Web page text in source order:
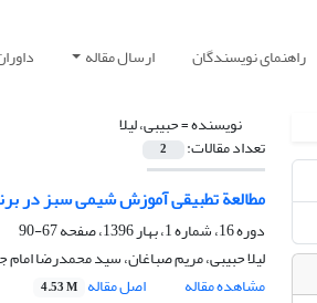
راهنمای نویسندگان ارسال مقاله
نویسنده =حبیبی، لیلا
تعداد مقالات: 2
مطالعة تطبیقی آموزش شیمی سبز در
دوره 16، شماره 1، بهار 1396، صفحه
67-90
لیلا حبیبی، مریم صباغان، سید محمدرضا امام
مشاهده مقاله
اصل مقاله 4.53 M